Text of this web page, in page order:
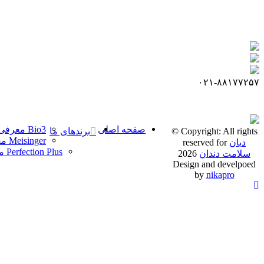
۰۲۱-۸۸۱۷۷۲۵۷
صفحه اصلی برندهای ما Bio3 معرفی
Meisinger معرفی
Perfection Plus معرفی
© Copyright: All rights
reserved for دیان
سلامت دندان 2026
Design and develpoed
by nikapro